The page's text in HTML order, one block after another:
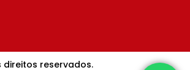
direitos reservados.